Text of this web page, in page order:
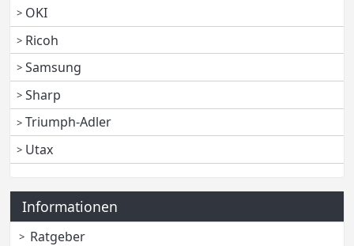
OKI
Ricoh
Samsung
Sharp
Triumph-Adler
Utax
Informationen
Ratgeber